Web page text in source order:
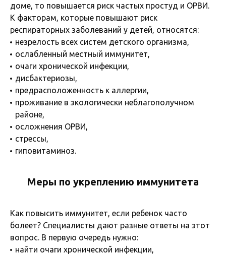
доме, то повышается риск частых простуд и ОРВИ.
К факторам, которые повышают риск
респираторных заболеваний у детей, относятся:
незрелость всех систем детского организма,
ослабленный местный иммунитет,
очаги хронической инфекции,
дисбактериозы,
предрасположенность к аллергии,
проживание в экологически неблагополучном
районе,
осложнения ОРВИ,
стрессы,
гиповитаминоз.
Меры по укреплению иммунитета
Как повысить иммунитет, если ребенок часто
болеет? Специалисты дают разные ответы на этот
вопрос. В первую очередь нужно:
найти очаги хронической инфекции,